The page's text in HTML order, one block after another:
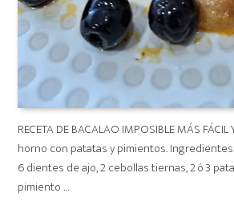
RECETA DE BACALAO IMPOSIBLE MÁS
horno con patatas y pimientos.
6 dientes de ajo, 2 cebollas tiernas, 2 ó 3
pimiento …